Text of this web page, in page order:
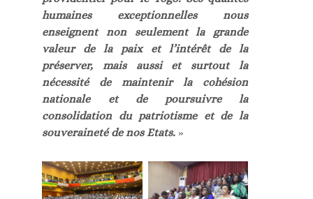
humaines exceptionnelles nous
enseignent non seulement la grande
valeur de la paix et l’intérêt de la
préserver, mais aussi et surtout la
nécessité de maintenir la cohésion
nationale et de poursuivre la
consolidation du patriotisme et de la
souveraineté de nos Etats. »